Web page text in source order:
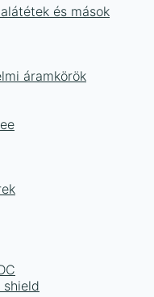
és mások
áramkörök
shield